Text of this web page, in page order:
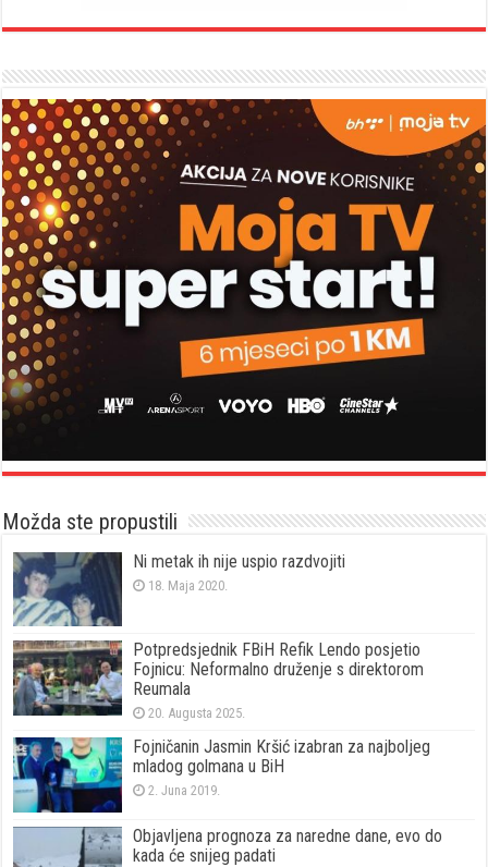
Možda ste propustili
Ni metak ih nije uspio razdvojiti
18. Maja 2020.
Potpredsjednik FBiH Refik Lendo posjetio
Fojnicu: Neformalno druženje s direktorom
Reumala
20. Augusta 2025.
Fojničanin Jasmin Kršić izabran za najboljeg
mladog golmana u BiH
2. Juna 2019.
Objavljena prognoza za naredne dane, evo do
kada će snijeg padati